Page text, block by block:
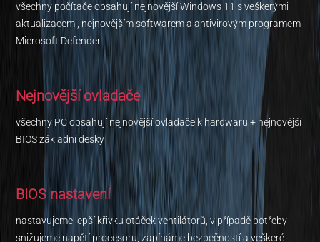
všechny počítače obsahují nejnovější Windows 11 s veškerými
aktualizacemi, nejnovějším softwarem a antivirovým programem
Microsoft Defender
Nejnovější ovladače
všechny PC obsahují nejnovější ovladače k hardwaru + nejnovější
BIOS základní desky
BIOS nastavení
nastavujeme lepší křivku otáček ventilátorů, v případě potřeby
snižujeme napětí procesoru, zapínáme bezpečností a veškeré